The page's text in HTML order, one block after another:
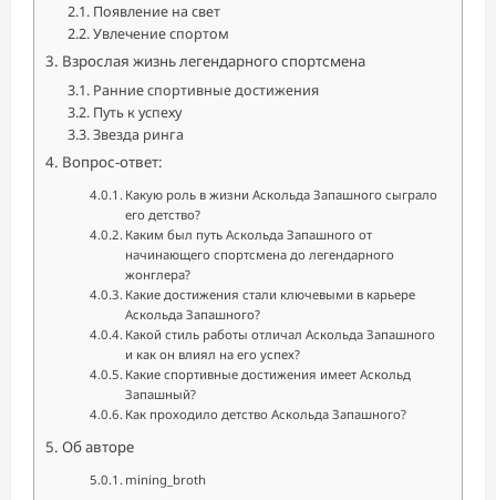
Появление на свет
Увлечение спортом
Взрослая жизнь легендарного спортсмена
Ранние спортивные достижения
Путь к успеху
Звезда ринга
Вопрос-ответ:
Какую роль в жизни Аскольда Запашного сыграло
его детство?
Каким был путь Аскольда Запашного от
начинающего спортсмена до легендарного
жонглера?
Какие достижения стали ключевыми в карьере
Аскольда Запашного?
Какой стиль работы отличал Аскольда Запашного
и как он влиял на его успех?
Какие спортивные достижения имеет Аскольд
Запашный?
Как проходило детство Аскольда Запашного?
Об авторе
mining_broth